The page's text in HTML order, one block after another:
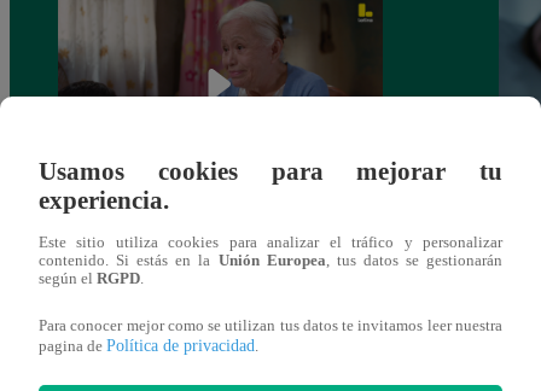
toma una difícil decisión por el futuro de
sus nietos!
Usamos cookies para mejorar tu
experiencia.
Este sitio utiliza cookies para analizar el tráfico y personalizar
contenido. Si estás en la Unión Europea , tus datos se gestionarán
según el RGPD
Para conocer mejor como se utilizan tus datos te invitamos leer nuestra
pagina de Política de privacidad